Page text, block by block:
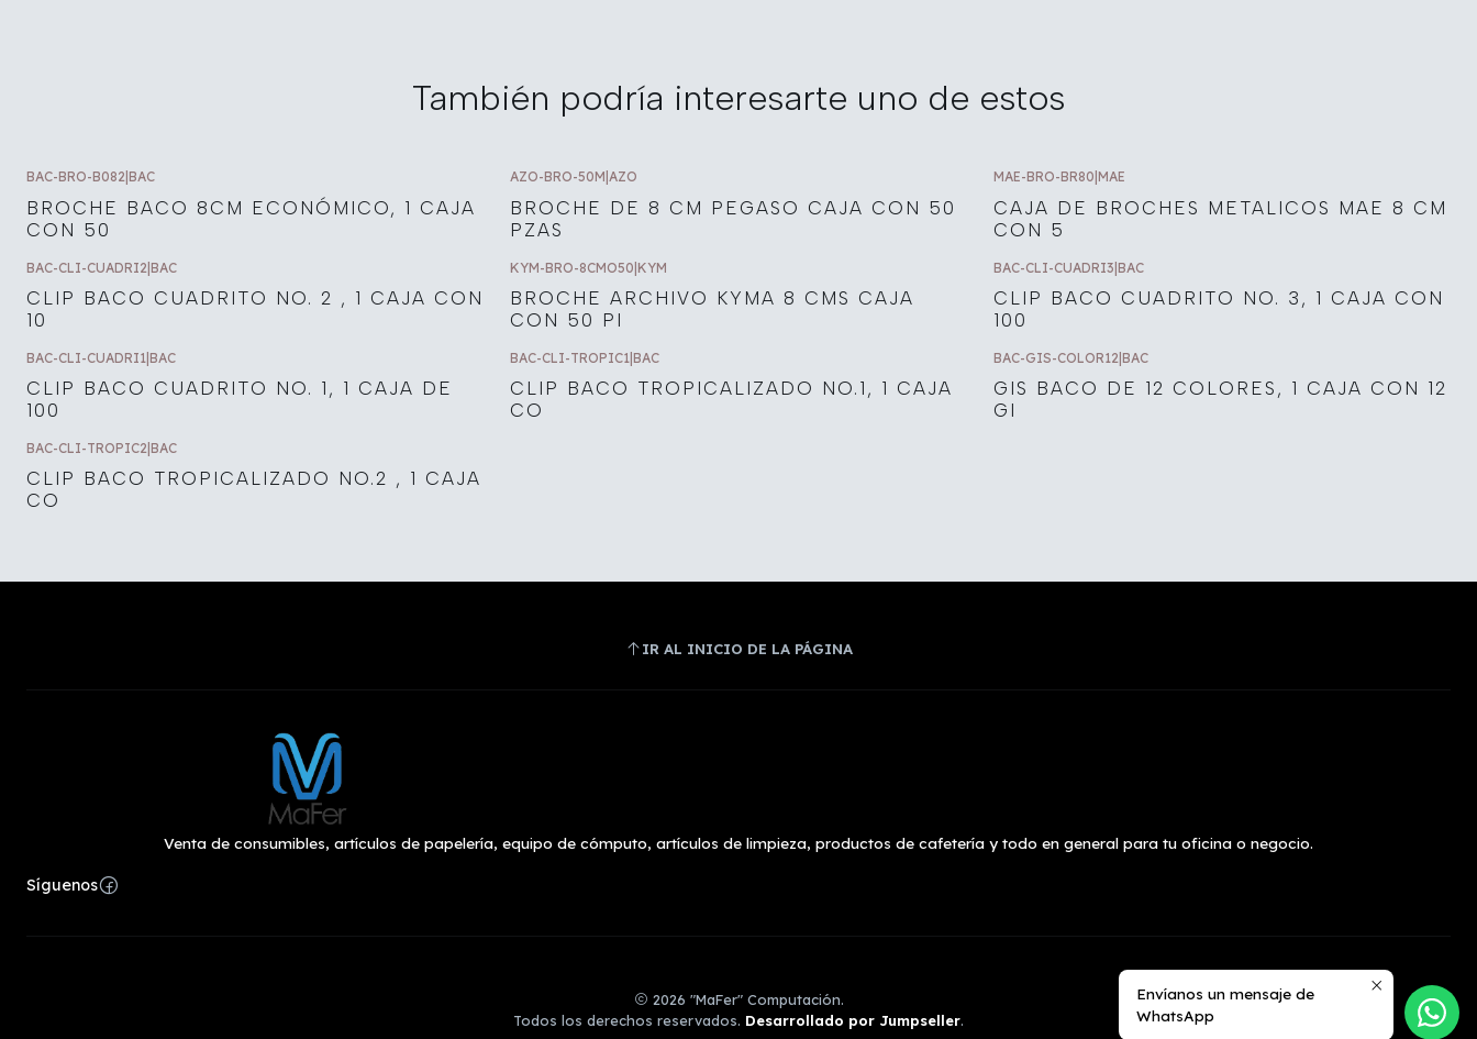
También podría interesarte uno de estos
BAC-BRO-B082 BAC
BROCHE BACO 8CM ECONÓMICO, 1 CAJA
CON 50
AZO-BRO-50M AZO
BROCHE DE 8 CM PEGASO CAJA CON 50
PZAS
MAE-BRO-BR80 MAE
CAJA DE BROCHES METALICOS MAE 8 CM
CON 5
BAC-CLI-CUADRI2|BAC
CLIP BACO CUADRITO NO. 2 , 1 CAJA CON
10
KYM-BRO-8CMO50|KYM
BROCHE ARCHIVO KYMA 8 CMS CAJA
CON 50 PI
BAC-CLI-CUADRI3|BAC
CLIP BACO CUADRITO NO. 3, 1 CAJA CON
100
BAC-CLI-CUADRI1 BAC
CLIP BACO CUADRITO NO. 1, 1 CAJA DE
100
BAC-CLI-TROPIC1 BAC
CLIP BACO TROPICALIZADO NO.1, 1 CAJA
CO
BAC-GIS-COLOR12 BAC
GIS BACO DE 12 COLORES, 1 CAJA CON 12
GI
BAC-CLI-TROPIC2 BAC
CLIP BACO TROPICALIZADO NO.2 , 1 CAJA
CO
IR AL INICIO DE LA PÁGINA
Venta de consumibles, artículos de papelería, equipo de cómputo, artículos de limpieza, productos de cafetería y todo en general para tu oficina o negocio.
Síguenos
2026 "MaFer" Computación.
Todos los derechos reservados. Desarrollado por Jumpseller.
Envíanos un mensaje de
WhatsApp